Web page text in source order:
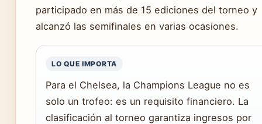
participado en más de 15 ediciones del torneo y
alcanzó las semifinales en varias ocasiones.
LO QUE IMPORTA
Para el Chelsea, la Champions League no es
solo un trofeo: es un requisito financiero. La
clasificación al torneo garantiza ingresos por